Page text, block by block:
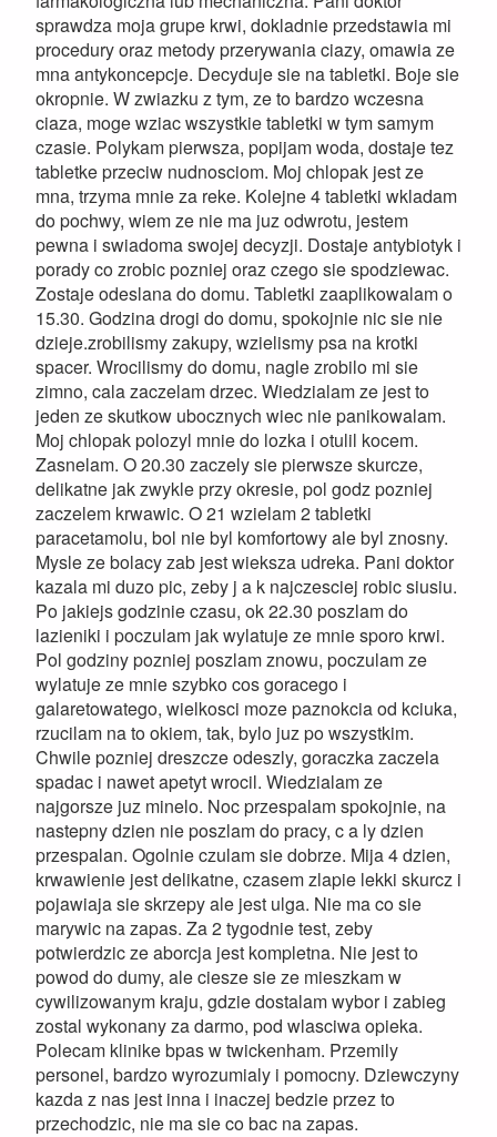
sprawdza moja grupe krwi, dokladnie przedstawia mi
procedury oraz metody przerywania ciazy, omawia ze
mna antykoncepcje. Decyduje sie na tabletki. Boje sie
okropnie. W zwiazku z tym, ze to bardzo wczesna
ciaza, moge wziac wszystkie tabletki w tym samym
czasie. Polykam pierwsza, popijam woda, dostaje tez
tabletke przeciw nudnosciom. Moj chlopak jest ze
mna, trzyma mnie za reke. Kolejne 4 tabletki wkladam
do pochwy, wiem ze nie ma juz odwrotu, jestem
pewna i swiadoma swojej decyzji. Dostaje antybiotyk i
porady co zrobic pozniej oraz czego sie spodziewac.
Zostaje odeslana do domu. Tabletki zaaplikowalam o
15.30. Godzina drogi do domu, spokojnie nic sie nie
dzieje.zrobilismy zakupy, wzielismy psa na krotki
spacer. Wrocilismy do domu, nagle zrobilo mi sie
zimno, cala zaczelam drzec. Wiedzialam ze jest to
jeden ze skutkow ubocznych wiec nie panikowalam.
Moj chlopak polozyl mnie do lozka i otulil kocem.
Zasnelam. O 20.30 zaczely sie pierwsze skurcze,
delikatne jak zwykle przy okresie, pol godz pozniej
zaczelem krwawic. O 21 wzielam 2 tabletki
paracetamolu, bol nie byl komfortowy ale byl znosny.
Mysle ze bolacy zab jest wieksza udreka. Pani doktor
kazala mi duzo pic, zeby j a k najczesciej robic siusiu.
Po jakiejs godzinie czasu, ok 22.30 poszlam do
lazieniki i poczulam jak wylatuje ze mnie sporo krwi.
Pol godziny pozniej poszlam znowu, poczulam ze
wylatuje ze mnie szybko cos goracego i
galaretowatego, wielkosci moze paznokcia od kciuka,
rzucilam na to okiem, tak, bylo juz po wszystkim.
Chwile pozniej dreszcze odeszly, goraczka zaczela
spadac i nawet apetyt wrocil. Wiedzialam ze
najgorsze juz minelo. Noc przespalam spokojnie, na
nastepny dzien nie poszlam do pracy, c a ly dzien
przespalan. Ogolnie czulam sie dobrze. Mija 4 dzien,
krwawienie jest delikatne, czasem zlapie lekki skurcz i
pojawiaja sie skrzepy ale jest ulga. Nie ma co sie
marywic na zapas. Za 2 tygodnie test, zeby
potwierdzic ze aborcja jest kompletna. Nie jest to
powod do dumy, ale ciesze sie ze mieszkam w
cywilizowanym kraju, gdzie dostalam wybor i zabieg
zostal wykonany za darmo, pod wlasciwa opieka.
Polecam klinike bpas w twickenham. Przemily
personel, bardzo wyrozumialy i pomocny. Dziewczyny
kazda z nas jest inna i inaczej bedzie przez to
przechodzic, nie ma sie co bac na zapas.